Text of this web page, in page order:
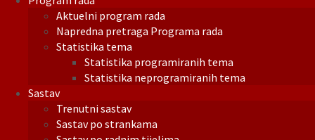
Aktuelni program rada
Napredna pretraga Programa rada
Statistika tema
Statistika programiranih tema
Statistika neprogramiranih tema
Sastav
Trenutni sastav
Sastav po strankama